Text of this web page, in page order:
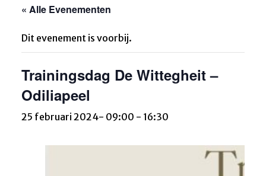
« Alle Evenementen
Dit evenement is voorbij.
Trainingsdag De Wittegheit –
Odiliapeel
25 februari 2024- 09:00 - 16:30